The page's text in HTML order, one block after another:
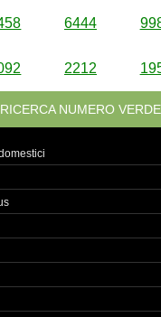
6444
2212
NUMERO